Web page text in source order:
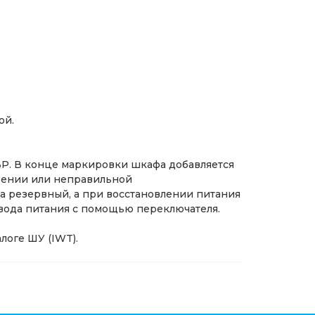
В конце маркировки шкафа добавляется
или неправильной
резервный, а при восстановлении питания
питания с помощью переключателя.
ШУ (IWT).